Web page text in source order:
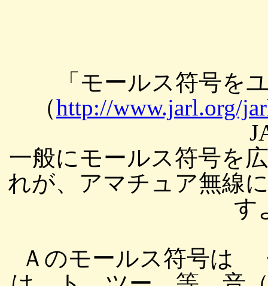
「モールス符号を
（http://www.jarl.org/
一般にモールス符号を
れが、アマチュア無線
す
Ａのモールス符号は